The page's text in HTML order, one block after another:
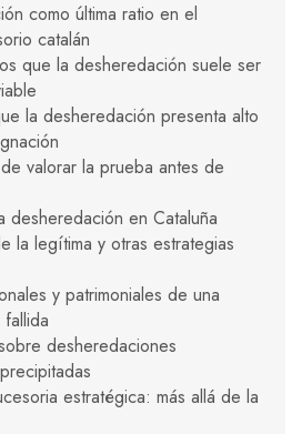
como última ratio en el
catalán
que la desheredación suele ser
la desheredación presenta alto
valorar la prueba antes de
desheredación en Cataluña
la legítima y otras estrategias
y patrimoniales de una
desheredaciones
estratégica: más allá de la